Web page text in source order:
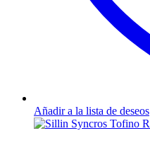
Añadir a la lista de deseos